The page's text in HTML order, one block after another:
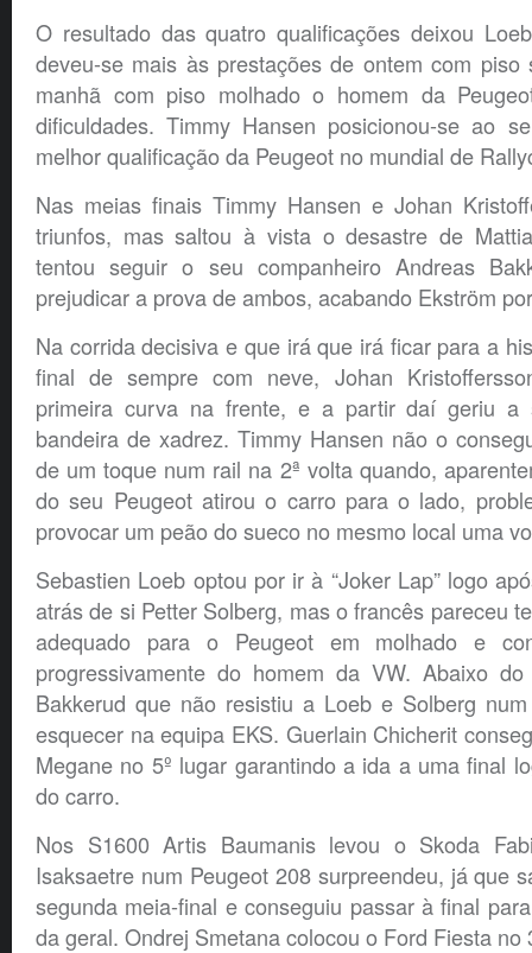
O resultado das quatro qualificações deixou
deveu-se mais às prestações de ontem com piso
manhã com piso molhado o homem da
dificuldades. Timmy Hansen posicionou-se ao
melhor qualificação da Peugeot no mundial de
Nas meias finais Timmy Hansen e Johan
triunfos, mas saltou à vista o desastre de
tentou seguir o seu companheiro Andreas
prejudicar a prova de ambos, acabando Ekström
Na corrida decisiva e que irá que irá ficar para a
final de sempre com neve, Johan
primeira curva na frente, e a partir daí geriu a
bandeira de xadrez. Timmy Hansen não o
de um toque num rail na 2ª volta quando,
do seu Peugeot atirou o carro para o lado,
provocar um peão do sueco no mesmo local uma
Sebastien Loeb optou por ir à “Joker Lap” logo
atrás de si Petter Solberg, mas o francês pareceu
adequado para o Peugeot em molhado e
progressivamente do homem da VW. Abaixo
Bakkerud que não resistiu a Loeb e Solberg
esquecer na equipa EKS. Guerlain Chicherit
Megane no 5º lugar garantindo a ida a uma final
do carro.
Nos S1600 Artis Baumanis levou o Skoda
Isaksaetre num Peugeot 208 surpreendeu, já que
segunda meia-final e conseguiu passar à final
da geral. Ondrej Smetana colocou o Ford Fiesta no